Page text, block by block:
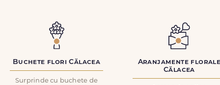
Buchete flori Călacea
Surprinde cu buchete de
Aranjamente
Călacea